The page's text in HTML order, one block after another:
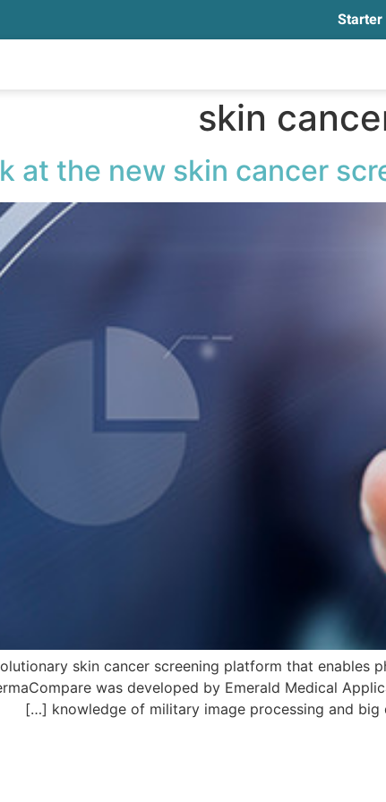
skin
at the new skin cancer
skin cancer screening platform that
was developed by Emerald Medical
knowledge of military image processing and big